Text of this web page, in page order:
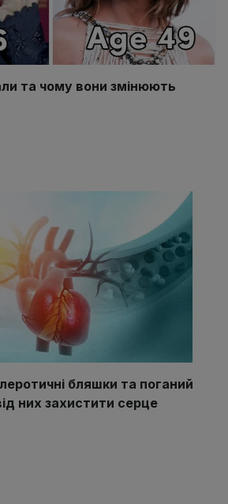
та чому вони змінюють
бляшки та поганий
них захистити серце